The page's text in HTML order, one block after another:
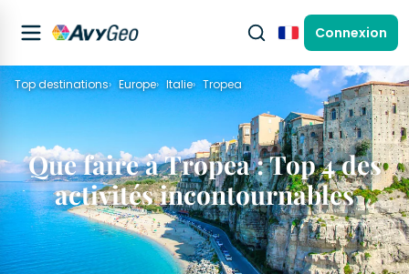
FrançaisConnexion
Top destinations Europe Italie Tropea
Que faire à Tropea : Top 4 des
activités incontournables